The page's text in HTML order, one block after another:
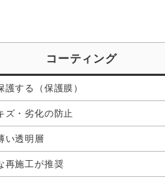
コーティング
護する（保護膜）
ズ・劣化の防止
い透明層
再施工が推奨